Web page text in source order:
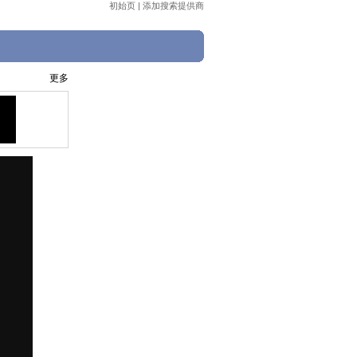
初始页 | 添加搜索提供商
更多